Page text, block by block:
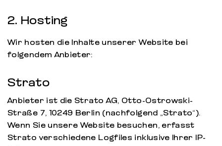
2. Hosting
Wir hosten die Inhalte unserer Website bei
folgendem Anbieter:
Strato
Anbieter ist die Strato AG, Otto-Ostrowski-
Straße 7, 10249 Berlin (nachfolgend „Strato“).
Wenn Sie unsere Website besuchen, erfasst
Strato verschiedene Logfiles inklusive Ihrer IP-